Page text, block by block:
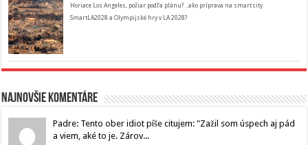
Horiace Los Angeles, požiar podľa plánu? ..ako príprava na smart city
SmartLA2028 a Olympijské hry v LA 2028?
Najnovšie komentáre
Padre: Tento ober idiot píše citujem: "Zažil som úspech aj pád
a viem, aké to je. Zárov...